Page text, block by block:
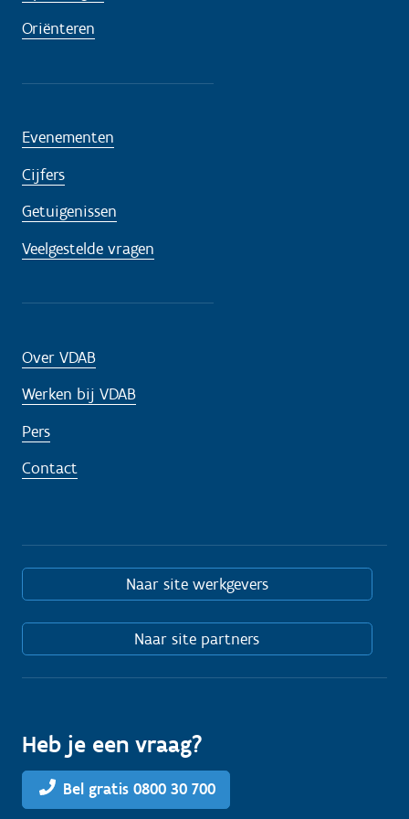
Oriënteren
Evenementen
Cijfers
Getuigenissen
Veelgestelde vragen
Over VDAB
Werken bij VDAB
Pers
Contact
Naar site werkgevers
Naar site partners
Heb je een vraag?
Bel gratis 0800 30 700